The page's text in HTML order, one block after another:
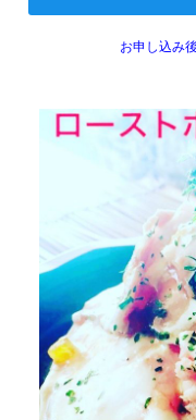
お申し込み